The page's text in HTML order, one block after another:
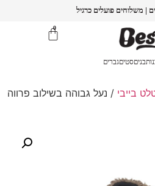
| משלוחים פועלים כרגיל
0
בניםסטיםגברים
בייבי / נעל גבוהה בשילוב פרווה